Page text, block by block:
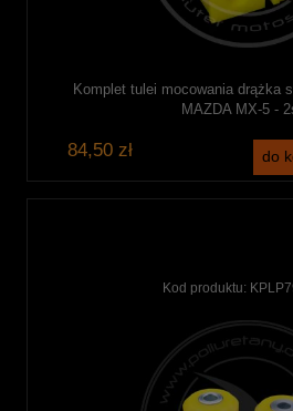
Komplet tulei mocowania drążka
MAZDA MX-5 -
84,50 zł do
Kod produktu: